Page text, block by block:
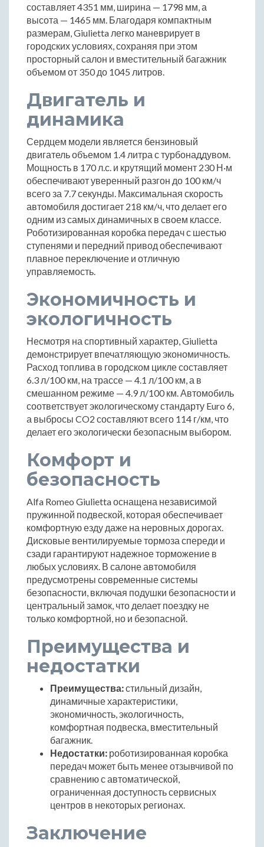
составляет 4351 мм, ширина — 1798 мм, а
высота — 1465 мм. Благодаря компактным
размерам, Giulietta легко маневрирует в
городских условиях, сохраняя при этом
просторный салон и вместительный багажник
объемом от 350 до 1045 литров.
Двигатель и
динамика
Сердцем модели является бензиновый
двигатель объемом 1.4 литра с турбонаддувом.
Мощность в 170 л.с. и крутящий момент 230 Н·м
обеспечивают уверенный разгон до 100 км/ч
всего за 7.7 секунды. Максимальная скорость
автомобиля достигает 218 км/ч, что делает его
одним из самых динамичных в своем классе.
Роботизированная коробка передач с шестью
ступенями и передний привод обеспечивают
плавное переключение и отличную
управляемость.
Экономичность и
экологичность
Несмотря на спортивный характер, Giulietta
демонстрирует впечатляющую экономичность.
Расход топлива в городском цикле составляет
6.3 л/100 км, на трассе — 4.1 л/100 км, а в
смешанном режиме — 4.9 л/100 км. Автомобиль
соответствует экологическому стандарту Euro 6,
а выбросы CO2 составляют всего 114 г/км, что
делает его экологически безопасным выбором.
Комфорт и
безопасность
Alfa Romeo Giulietta оснащена независимой
пружинной подвеской, которая обеспечивает
комфортную езду даже на неровных дорогах.
Дисковые вентилируемые тормоза спереди и
сзади гарантируют надежное торможение в
любых условиях. В салоне автомобиля
предусмотрены современные системы
безопасности, включая подушки безопасности и
центральный замок, что делает поездку не
только комфортной, но и безопасной.
Преимущества и
недостатки
Преимущества:стильный дизайн,
динамичные характеристики,
экономичность, экологичность,
комфортная подвеска, вместительный
багажник.
Недостатки: роботизированная коробка
передач может быть менее отзывчивой по
сравнению с автоматической,
ограниченная доступность сервисных
центров в некоторых регионах.
Заключение